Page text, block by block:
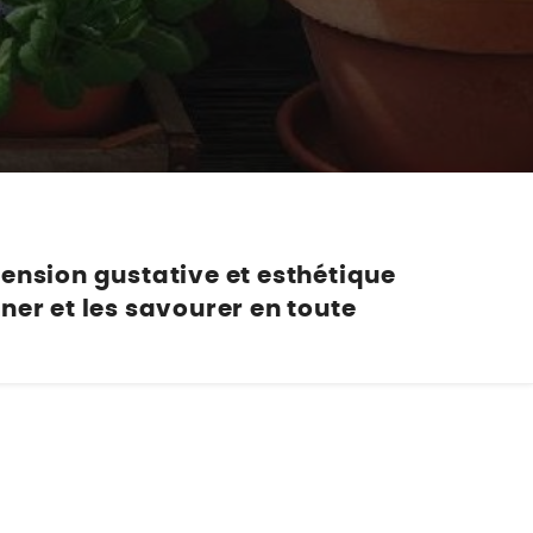
Ventes éphémères de plantes
Nos marques de la nature
Mon potager
gustative et esthétique
et les savourer en toute